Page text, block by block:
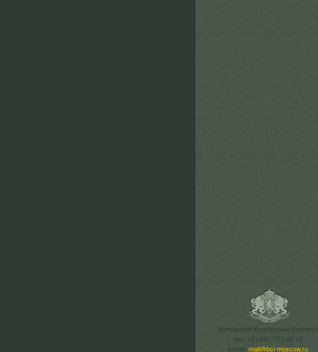
Болгарский Культурный Институт
тел. +7 (495) 771-60-18
e-mail: mail@bci-moscow.ru